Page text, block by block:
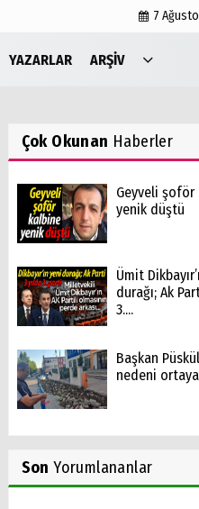
7
YAZARLAR ARŞIV
Künye
Çok Okunan Haberler
Geyveli şoför
yenik düştü
Ümit
durağı; Ak
3....
Başkan
nedeni ortaya
Son Yorumlananlar